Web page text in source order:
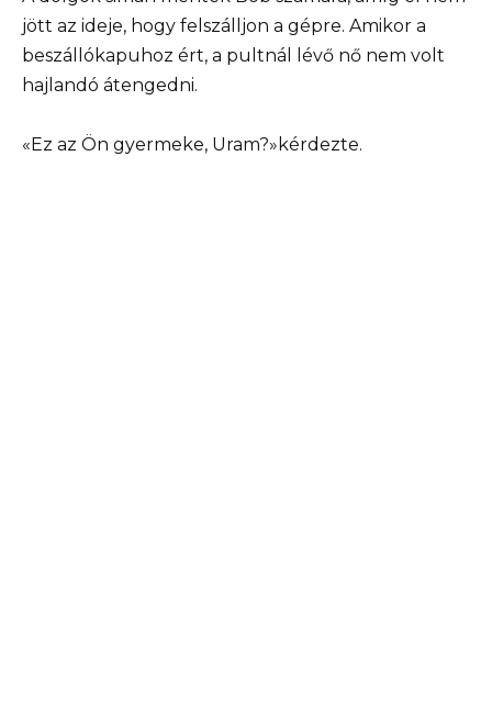
jött az ideje, hogy felszálljon a gépre. Amikor a
beszállókapuhoz ért, a pultnál lévő nő nem volt
hajlandó átengedni.
«Ez az Ön gyermeke, Uram?»kérdezte.